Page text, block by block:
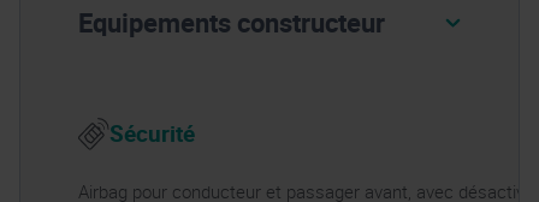
Equipements constructeur
Sécurité
Airbag pour conducteur et passager avant, avec